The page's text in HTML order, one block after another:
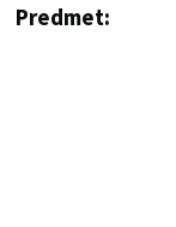
Predmet: